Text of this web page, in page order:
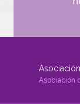
Asociación